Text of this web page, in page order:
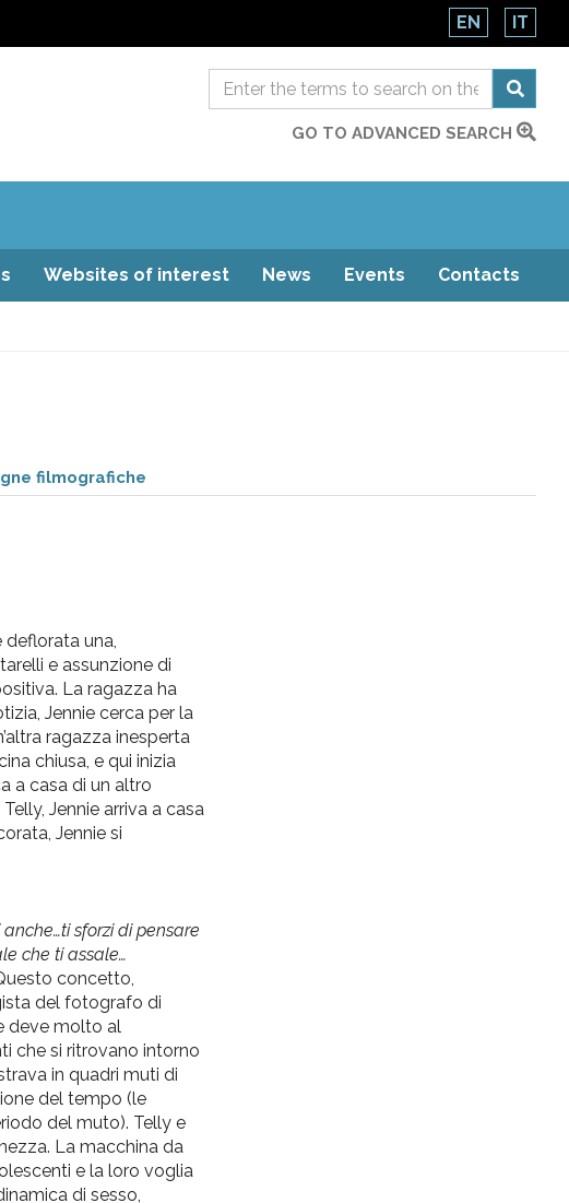
EN IT
GO TO ADVANCED SEARCH
Websites of interest News Events Contacts
filmografiche
una,
e assunzione di
La ragazza ha
Jennie cerca per la
ragazza inesperta
chiusa, e qui inizia
a casa di un altro
Jennie arriva a casa
Jennie si
sforzi di pensare
che ti assale…
concetto,
del fotografo di
deve molto al
che si ritrovano intorno
in quadri muti di
del tempo (le
del muto). Telly e
La macchina da
e la loro voglia
di sesso,